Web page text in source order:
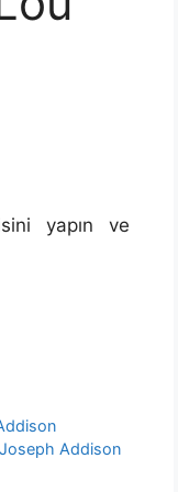
yapın ve
Joseph Addison